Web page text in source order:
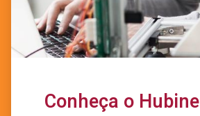
Conheça o Hubine